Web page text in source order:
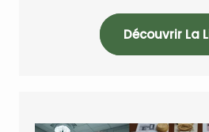
Découvrir La